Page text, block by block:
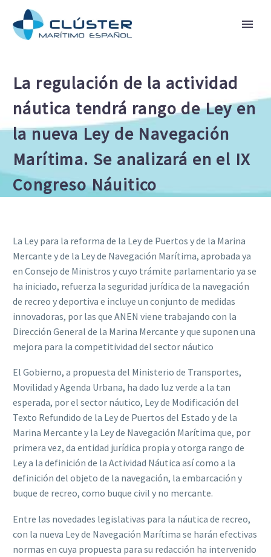
La regulación de la actividad
náutica tendrá rango de Ley en
la nueva Ley de Navegación
Marítima. Se analizará en el IX
Congreso Náuitico
La Ley para la reforma de la Ley de Puertos y de la Marina
Mercante y de la Ley de Navegación Marítima, aprobada ya
en Consejo de Ministros y cuyo trámite parlamentario ya se
ha iniciado, refuerza la seguridad jurídica de la navegación
de recreo y deportiva e incluye un conjunto de medidas
innovadoras, por las que ANEN viene trabajando con la
Dirección General de la Marina Mercante y que suponen una
mejora para la competitividad del sector náutico
El Gobierno, a propuesta del Ministerio de Transportes,
Movilidad y Agenda Urbana, ha dado luz verde a la tan
esperada, por el sector náutico, Ley de Modificación del
Texto Refundido de la Ley de Puertos del Estado y de la
Marina Mercante y la Ley de Navegación Marítima que, por
primera vez, da entidad jurídica propia y otorga rango de
Ley a la definición de la Actividad Náutica así como a la
definición del objeto de la navegación, la embarcación y
buque de recreo, como buque civil y no mercante.
Entre las novedades legislativas para la náutica de recreo,
con la nueva Ley de Navegación Marítima se harán efectivas
normas en cuya propuesta para su redacción ha intervenido